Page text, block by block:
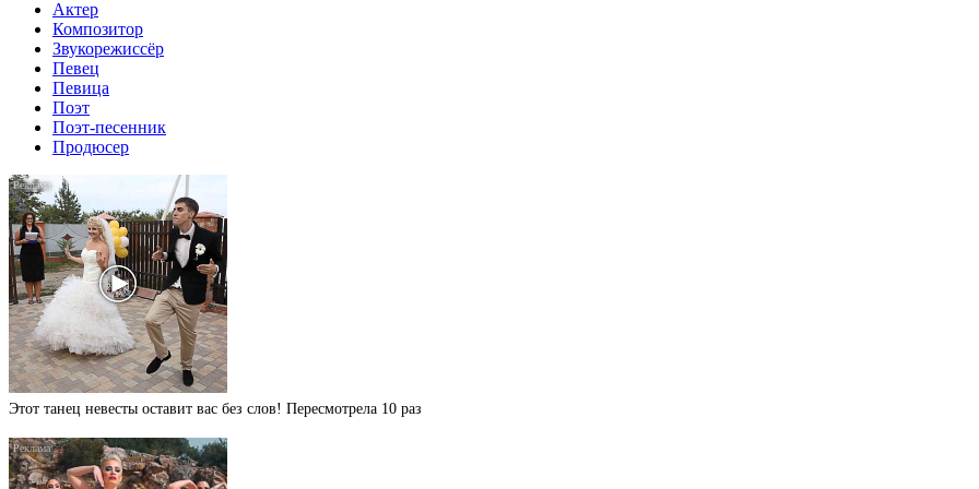
Актер
Композитор
Звукорежиссёр
Певец
Певица
Поэт
Поэт-песенник
Продюсер
Этот танец невесты оставит вас без слов! Пересмотрела 10 раз